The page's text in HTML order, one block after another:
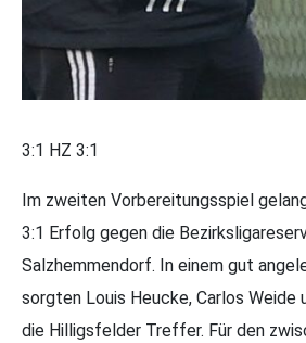
3:1 HZ 3:1
Im zweiten Vorbereitungsspiel
3:1 Erfolg gegen die
Salzhemmendorf. In einem gut
sorgten Louis Heucke, Carlos Weide
die Hilligsfelder Treffer. Für den